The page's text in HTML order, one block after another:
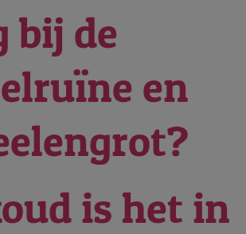
bij de
en
is het in